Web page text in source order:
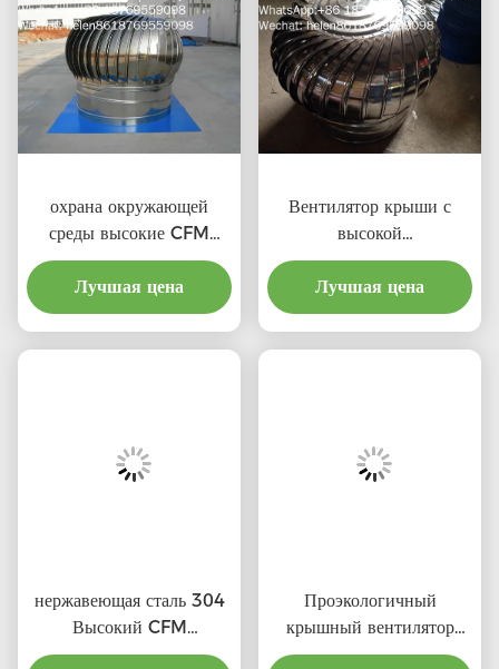
охрана окружающей
среды высокие CFM
выхлопные крышевые
вентиляторы с
профессиональным
Лучшая цена
Вентилятор крыши с
высокой
производительностью и
соотношением затрат для
профессионального
Лучшая цена
нержавеющая сталь 304
Высокий CFM
выхлопные крышевые
Проэкологичный
крышный вентилятор
воздуха высокого